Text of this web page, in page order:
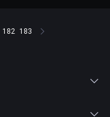
182 183